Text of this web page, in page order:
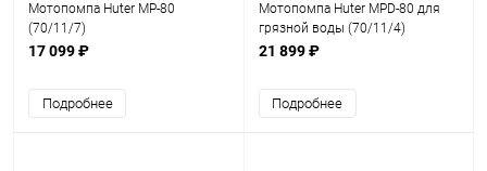
Мотопомпа Huter MP-80
(70/11/7)
17 099 ₽
Подробнее
Мотопомпа Huter MPD-80 для
грязной воды (70/11/4)
21 899 ₽
Подробнее